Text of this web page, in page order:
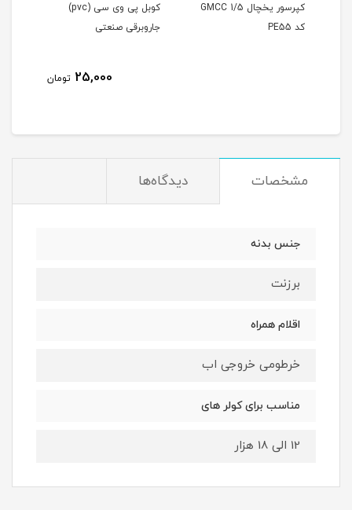
کپرسور یخچال GMCC 1/5
کد PE55
کوبل پی وی سی (pvc)
جاروبرقی صنعتی
25,000 تومان
مشخصات دیدگاه‌ها
جنس بدنه
برزنت
اقلام همراه
خرطومی خروجی اب
مناسب برای کولر های
12 الی 18 هزار